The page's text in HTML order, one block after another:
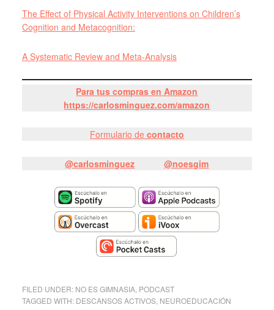
The Effect of Physical Activity Interventions on Children’s
Cognition and Metacognition:
A Systematic Review and Meta-Analysis
Para tus compras en Amazon
https://carlosminguez.com/amazon
Formulario de contacto
@carlosminguez @noesgim
FILED UNDER: NO ES GIMNASIA, PODCAST
TAGGED WITH: DESCANSOS ACTIVOS, NEUROEDUCACIÓN